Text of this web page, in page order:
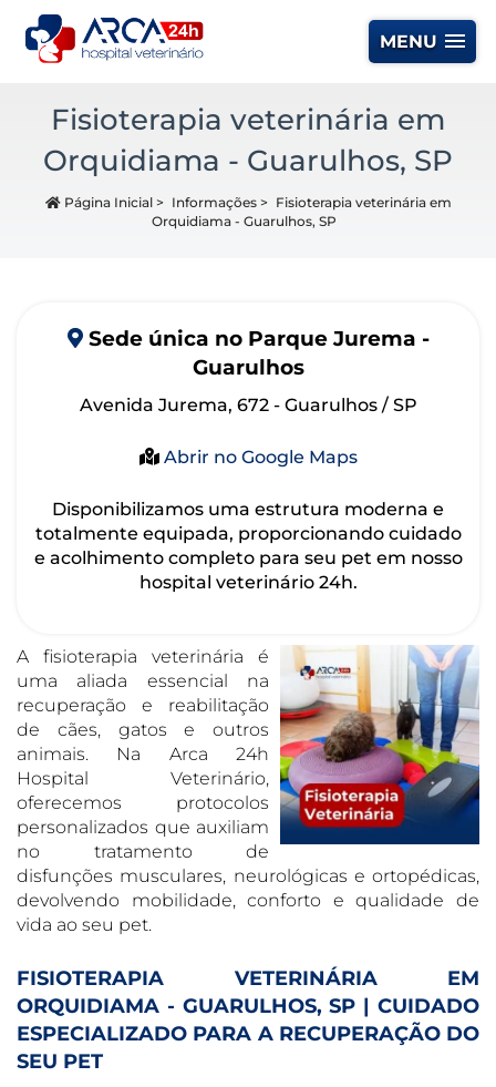
MENU
Fisioterapia veterinária em
Orquidiama - Guarulhos, SP
Página Inicial> Informações> Fisioterapia veterinária em
Orquidiama - Guarulhos, SP
Sede única no Parque Jurema -
Guarulhos
Avenida Jurema, 672 - Guarulhos / SP
Abrir no Google Maps
Disponibilizamos uma estrutura moderna e
totalmente equipada, proporcionando cuidado
e acolhimento completo para seu pet em nosso
hospital veterinário 24h.
A fisioterapia veterinária é
uma aliada essencial na
recuperação e reabilitação
de cães, gatos e outros
animais. Na Arca 24h
Hospital Veterinário,
oferecemos protocolos
personalizados que auxiliam
no tratamento de
disfunções musculares, neurológicas e ortopédicas,
devolvendo mobilidade, conforto e qualidade de
vida ao seu pet.
FISIOTERAPIA VETERINÁRIA EM
ORQUIDIAMA - GUARULHOS, SP | CUIDADO
ESPECIALIZADO PARA A RECUPERAÇÃO DO
SEU PET